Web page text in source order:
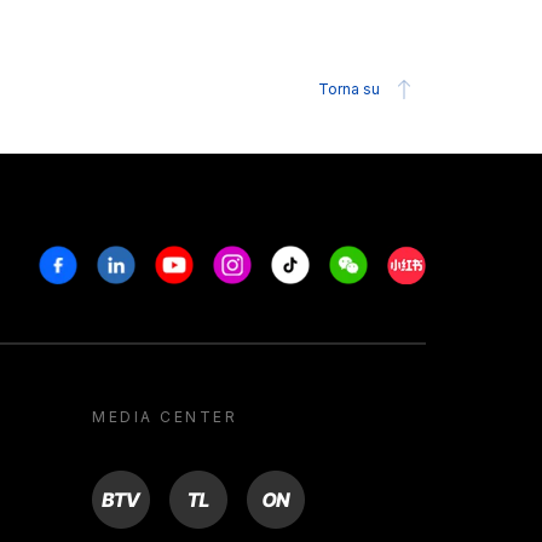
Torna su
FacebookLinkedinYoutubeInstagram
Tiktok WeechatXiaohongshu/
MEDIA CENTER
BTV TL ON